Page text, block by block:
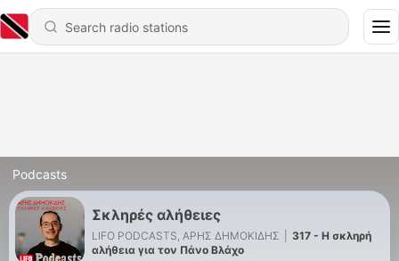
Podcasts
Σκληρές αλήθειες
LIFO PODCASTS, ΑΡΗΣ ΔΗΜΟΚΙΔΗΣ
317 - H σκληρή
αλήθεια για τον Πάνο Βλάχο